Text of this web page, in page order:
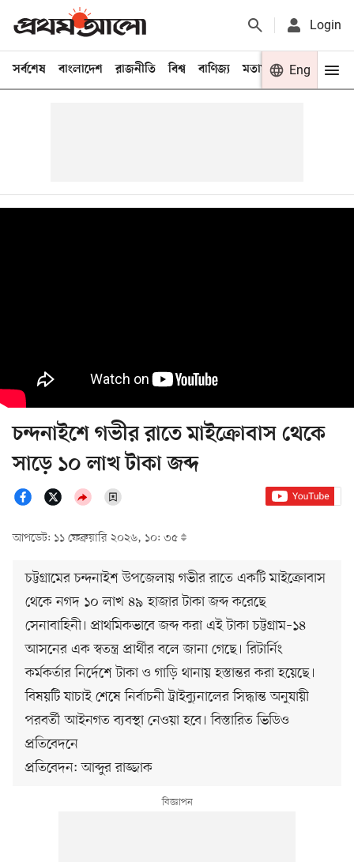
Login
সর্বশেষ বাংলাদেশ রাজনীতি বিশ্ব বাণিজ্য মতামত খেলা
Eng
চন্দনাইশে গভীর রাতে মাইক্রোবাস থেকে
সাড়ে ১০ লাখ টাকা জব্দ
আপডেট: ১১ ফেব্রুয়ারি ২০২৬, ১০: ৩৫
চট্টগ্রামের চন্দনাইশ উপজেলায় গভীর রাতে একটি মাইক্রোবাস
থেকে নগদ ১০ লাখ ৪৯ হাজার টাকা জব্দ করেছে
সেনাবাহিনী। প্রাথমিকভাবে জব্দ করা এই টাকা চট্টগ্রাম–১৪
আসনের এক স্বতন্ত্র প্রার্থীর বলে জানা গেছে। রিটার্নিং
কর্মকর্তার নির্দেশে টাকা ও গাড়ি থানায় হস্তান্তর করা হয়েছে।
বিষয়টি যাচাই শেষে নির্বাচনী ট্রাইব্যুনালের সিদ্ধান্ত অনুযায়ী
পরবর্তী আইনগত ব্যবস্থা নেওয়া হবে। বিস্তারিত ভিডিও
প্রতিবেদনে
প্রতিবেদন: আব্দুর রাজ্জাক